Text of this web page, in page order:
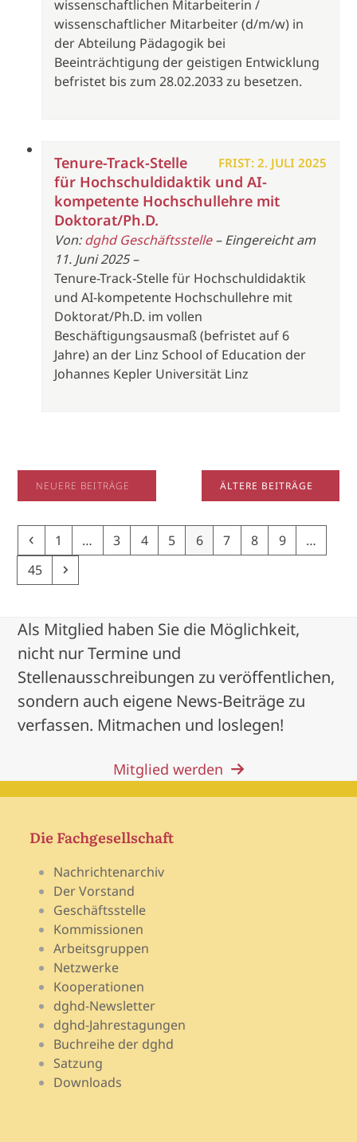
wissenschaftlichen Mitarbeiterin /
wissenschaftlicher Mitarbeiter (d/m/w) in
der Abteilung Pädagogik bei
Beeinträchtigung der geistigen Entwicklung
befristet bis zum 28.02.2033 zu besetzen.
FRIST: 2. JULI 2025
Tenure-Track-Stelle
für Hochschuldidaktik und AI-
kompetente Hochschullehre mit
Doktorat/Ph.D.
Von:dghd Geschäftsstelle– Eingereicht am
11. Juni 2025 –
Tenure-Track-Stelle für Hochschuldidaktik
und AI-kompetente Hochschullehre mit
Doktorat/Ph.D. im vollen
Beschäftigungsausmaß (befristet auf 6
Jahre) an der Linz School of Education der
Johannes Kepler Universität Linz
NEUERE BEITRÄGE ÄLTERE BEITRÄGE
Previous
Page
1 … Page
3 Page
4 Page
5 Page
6 Page
7 Page
8 Page
9
…
Page
45 Next
Als Mitglied haben Sie die Möglichkeit,
nicht nur Termine und
Stellenausschreibungen zu veröffentlichen,
sondern auch eigene News-Beiträge zu
verfassen. Mitmachen und loslegen!
Mitglied werden
Die Fachgesellschaft
Nachrichtenarchiv
Der Vorstand
Geschäftsstelle
Kommissionen
Arbeitsgruppen
Netzwerke
Kooperationen
dghd-Newsletter
dghd-Jahrestagungen
Buchreihe der dghd
Satzung
Downloads